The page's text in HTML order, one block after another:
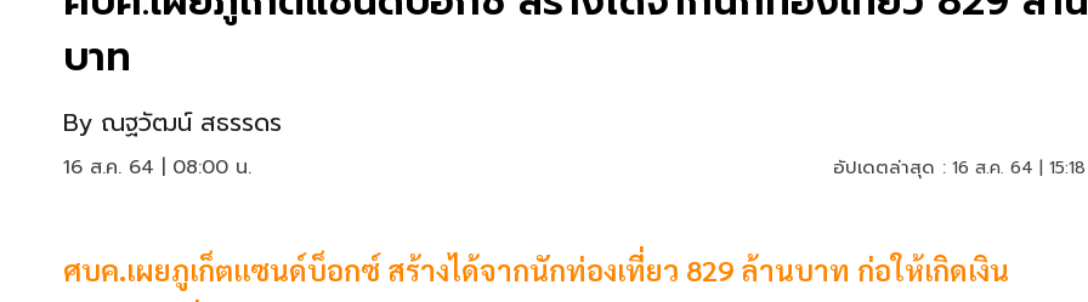
บาท
By ณฐวัฒน์ สธรรดร
16 ส.ค. 64 | 08:00 น. อัปเดตล่าสุด : 16 ส.ค. 64 |
ศบค.เผยภูเก็ตแซนด์บ็อกซ์ สร้างได้จากนักท่องเที่ยว 829 ล้านบาท ก่อให้เกิดเงิน